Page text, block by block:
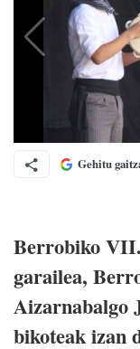
Gehitu
Berrobiko
garailea,
Aizarnabalgo
bikoteak izan